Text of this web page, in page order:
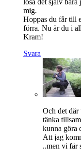
lösa det själv
mig.
Hoppas du får till
förra. Nu är du i
Kram!
Svara
Och det där
tänka
kunna göra
Att jag
..men vi får